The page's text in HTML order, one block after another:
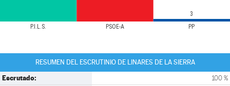
P.I.L.S. PSOE-A PP
3
RESUMEN DEL ESCRUTINIO DE LINARES DE LA SIERRA
Escrutado: 100 %